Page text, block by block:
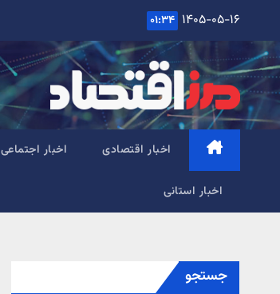
content
۱۴۰۵-۰۵-۱۶ ۰۱:۳۴
اخبار اقتصادی اخبار اجتماعی
اخبار استانی
جستجو